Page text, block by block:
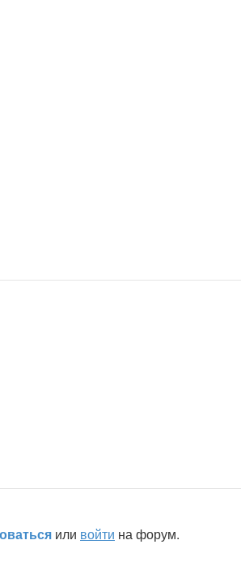
или войти на форум.